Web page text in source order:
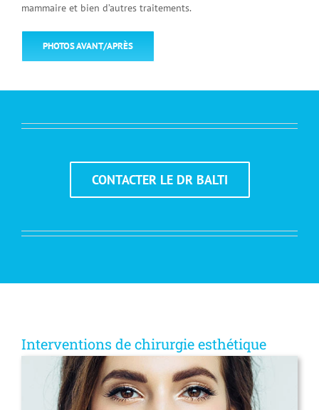
mammaire et bien d’autres traitements.
PHOTOS AVANT/APRÈS
CONTACTER LE DR BALTI
Interventions de chirurgie esthétique